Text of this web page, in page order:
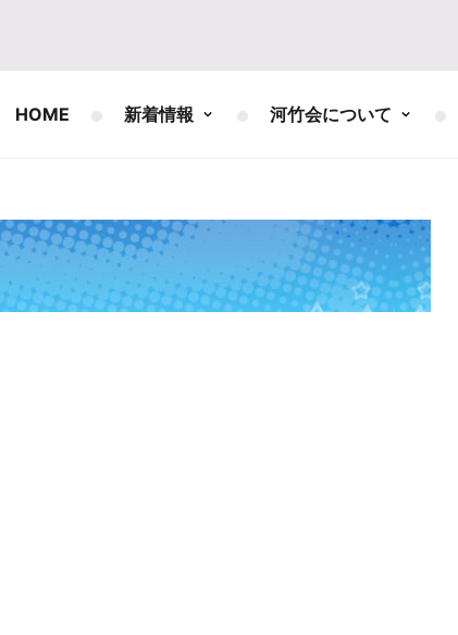
HOME 新着情報 河竹会について